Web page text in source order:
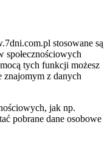
stosowane są
społecznościowych
tych funkcji możesz
znajomym z danych
jak np.
pobrane dane osobowe